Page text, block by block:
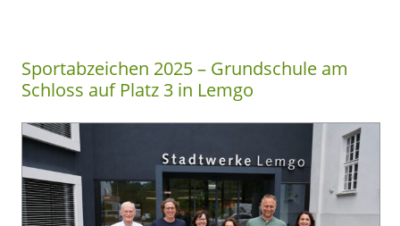
Sportabzeichen 2025 – Grundschule am
Schloss auf Platz 3 in Lemgo